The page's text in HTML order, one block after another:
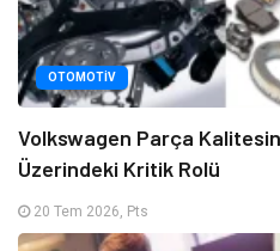
OTOMOTIV
Volkswagen Parça
Üzerindeki Kritik Rolü
20 Tem 2026, Pts